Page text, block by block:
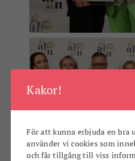
Kakor!
För att kunna erbjuda en bra
använder vi cookies som
och får tillgång till viss